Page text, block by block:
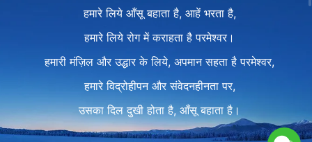
हमारे लिये आँसू बहाता है, आहें भरता है,
हमारे लिये रोग में कराहता है परमेश्वर।
हमारी मंज़िल और उद्धार के लिये, अपमान सहता है परमेश्वर,
हमारे विद्रोहीपन और संवेदनहीनता पर,
उसका दिल दुखी होता है, आँसू बहाता है।
III